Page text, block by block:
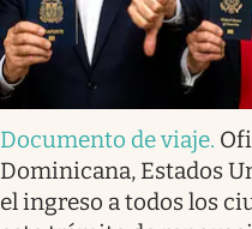
Documento de viaje.
Dominicana, Estados
el ingreso a todos los